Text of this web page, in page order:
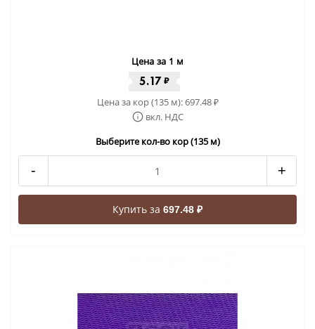
Цена за 1 м
5.17 ₽
Цена за кор (135 м):697.48₽
вкл. НДС
Выберите кол-во кор (135 м)
- +
Купить за 697.48 ₽